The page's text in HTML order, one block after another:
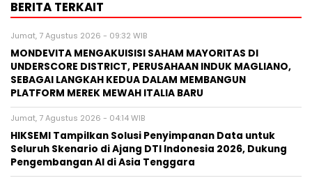
BERITA TERKAIT
Jumat, 7 Agustus 2026 - 09:32 WIB
MONDEVITA MENGAKUISISI SAHAM MAYORITAS DI
UNDERSCORE DISTRICT, PERUSAHAAN INDUK MAGLIANO,
SEBAGAI LANGKAH KEDUA DALAM MEMBANGUN
PLATFORM MEREK MEWAH ITALIA BARU
Jumat, 7 Agustus 2026 - 04:14 WIB
HIKSEMI Tampilkan Solusi Penyimpanan Data untuk
Seluruh Skenario di Ajang DTI Indonesia 2026, Dukung
Pengembangan AI di Asia Tenggara